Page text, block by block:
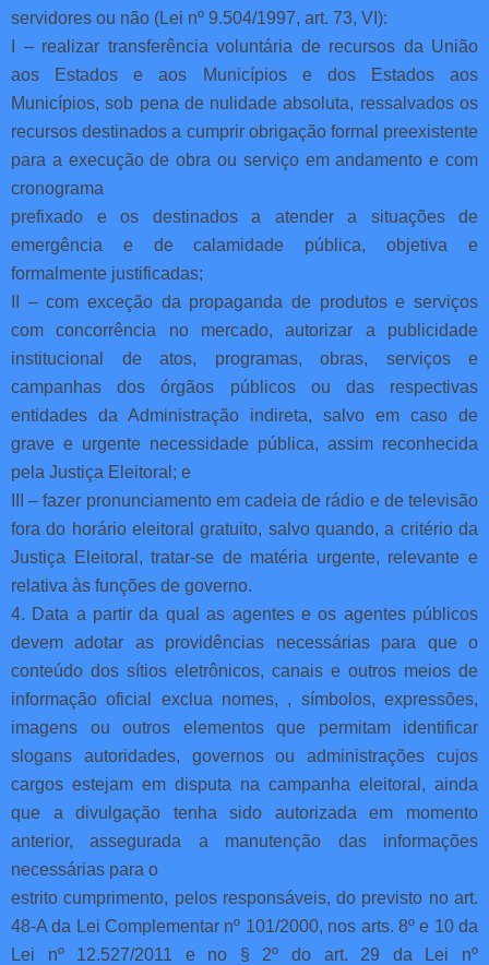
servidores ou não (Lei nº 9.504/1997, art. 73, VI):
I – realizar transferência voluntária de recursos da União
aos Estados e aos Municípios e dos Estados aos
Municípios, sob pena de nulidade absoluta, ressalvados os
recursos destinados a cumprir obrigação formal preexistente
para a execução de obra ou serviço em andamento e com
cronograma
prefixado e os destinados a atender a situações de
emergência e de calamidade pública, objetiva e
formalmente justificadas;
II – com exceção da propaganda de produtos e serviços
com concorrência no mercado, autorizar a publicidade
institucional de atos, programas, obras, serviços e
campanhas dos órgãos públicos ou das respectivas
entidades da Administração indireta, salvo em caso de
grave e urgente necessidade pública, assim reconhecida
pela Justiça Eleitoral; e
III – fazer pronunciamento em cadeia de rádio e de televisão
fora do horário eleitoral gratuito, salvo quando, a critério da
Justiça Eleitoral, tratar-se de matéria urgente, relevante e
relativa às funções de governo.
4. Data a partir da qual as agentes e os agentes públicos
devem adotar as providências necessárias para que o
conteúdo dos sítios eletrônicos, canais e outros meios de
informação oficial exclua nomes, , símbolos, expressões,
imagens ou outros elementos que permitam identificar
slogans autoridades, governos ou administrações cujos
cargos estejam em disputa na campanha eleitoral, ainda
que a divulgação tenha sido autorizada em momento
anterior, assegurada a manutenção das informações
necessárias para o
estrito cumprimento, pelos responsáveis, do previsto no art.
48-A da Lei Complementar nº 101/2000, nos arts. 8º e 10 da
Lei nº 12.527/2011 e no § 2º do art. 29 da Lei nº